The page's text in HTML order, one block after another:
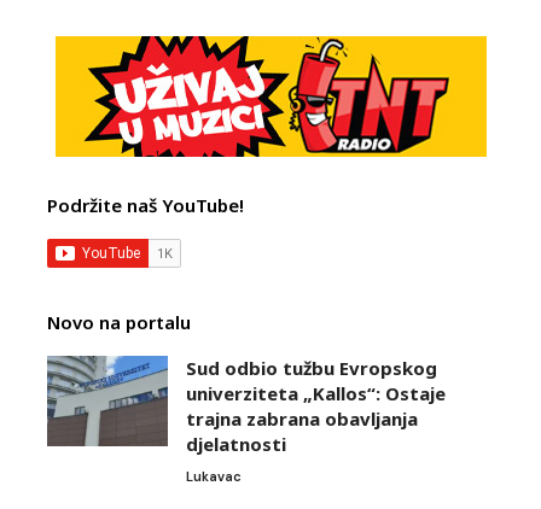
Podržite naš YouTube!
Novo na portalu
Sud odbio tužbu Evropskog
univerziteta „Kallos“: Ostaje
trajna zabrana obavljanja
djelatnosti
Lukavac